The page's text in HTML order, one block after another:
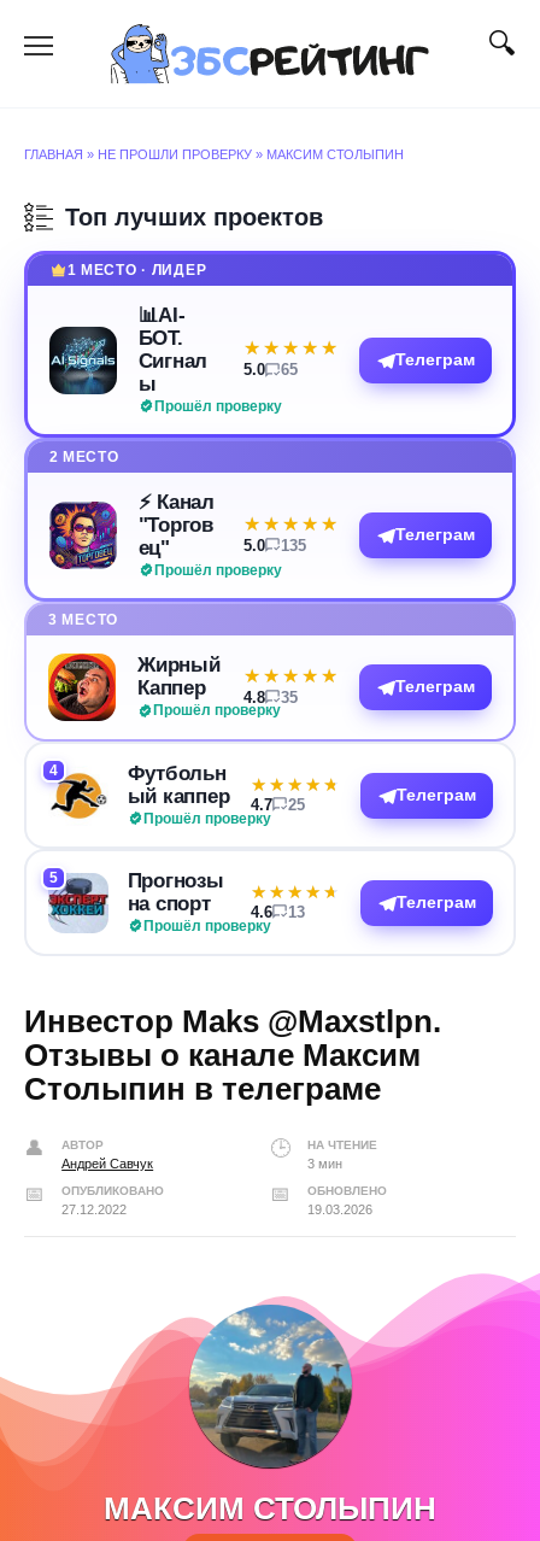
содержанию
ГЛАВНАЯ » НЕ ПРОШЛИ ПРОВЕРКУ » МАКСИМ СТОЛЫПИН
Топ лучших проектов
1 МЕСТО · ЛИДЕР
📊AI-
БОТ.
Сигнал
ы
Прошёл проверку
★★★★★
★★★★★
5.0 65
Телеграм
2 МЕСТО
⚡️ Канал
"Торгов
ец"
Прошёл проверку
★★★★★
★★★★★
5.0 135
Телеграм
3 МЕСТО
Жирный
Каппер
Прошёл проверку
★★★★★
★★★★★
4.8 35
Телеграм
4
Футбольн
ый каппер
Прошёл проверку
★★★★★
★★★★★
4.7 25
Телеграм
5
Прогнозы
на спорт
Прошёл проверку
★★★★★
★★★★★
4.6 13
Телеграм
Инвестор Maks @Maxstlpn.
Отзывы о канале Максим
Столыпин в телеграме
АВТОР
Андрей Савчук
НА ЧТЕНИЕ
3 мин
ОПУБЛИКОВАНО
27.12.2022
ОБНОВЛЕНО
19.03.2026
МАКСИМ СТОЛЫПИН